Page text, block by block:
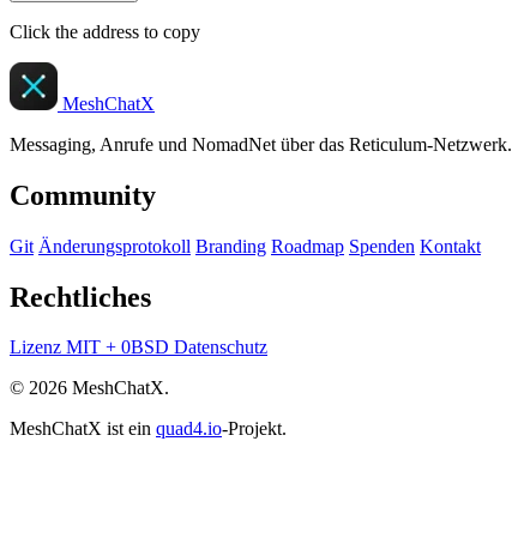
Click the address to copy
MeshChatX
Messaging, Anrufe und NomadNet über das Reticulum-Netzwerk.
Community
Git Änderungsprotokoll Branding Roadmap Spenden Kontakt
Rechtliches
Lizenz MIT + 0BSD Datenschutz
© 2026 MeshChatX.
MeshChatX ist ein quad4.io-Projekt.